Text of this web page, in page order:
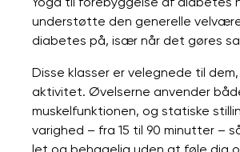
understøtte den generelle
diabetes på, især når det gøres
Disse klasser er velegnede til
aktivitet. Øvelserne anvender
muskelfunktionen, og statiske
varighed – fra 15 til 90 minutter
let og behagelig uden at føle dig